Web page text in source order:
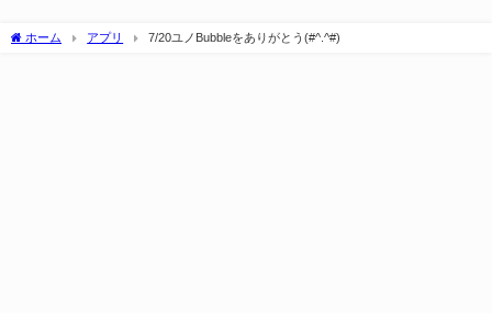
ホーム アプリ 7/20ユノBubbleをありがとう(#^.^#)